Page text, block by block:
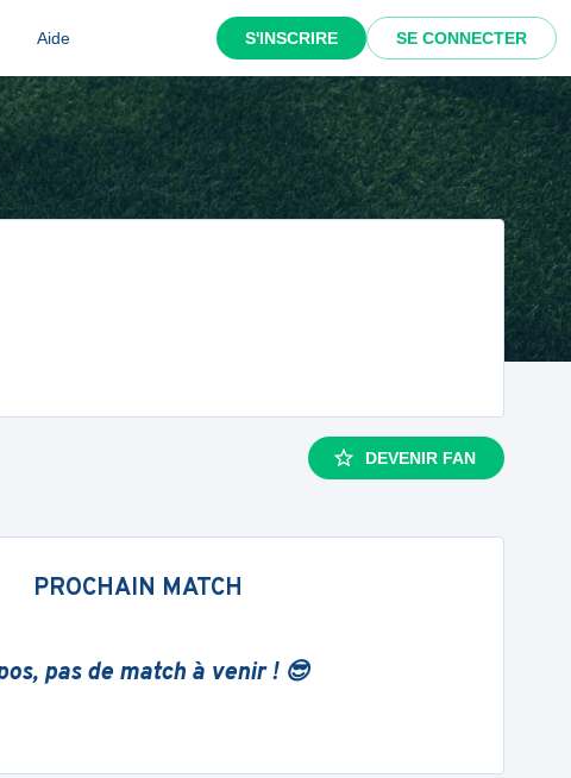
Aide S'INSCRIRE SE CONNECTER
DEVENIR FAN
PROCHAIN MATCH
pas de match à venir ! 😎